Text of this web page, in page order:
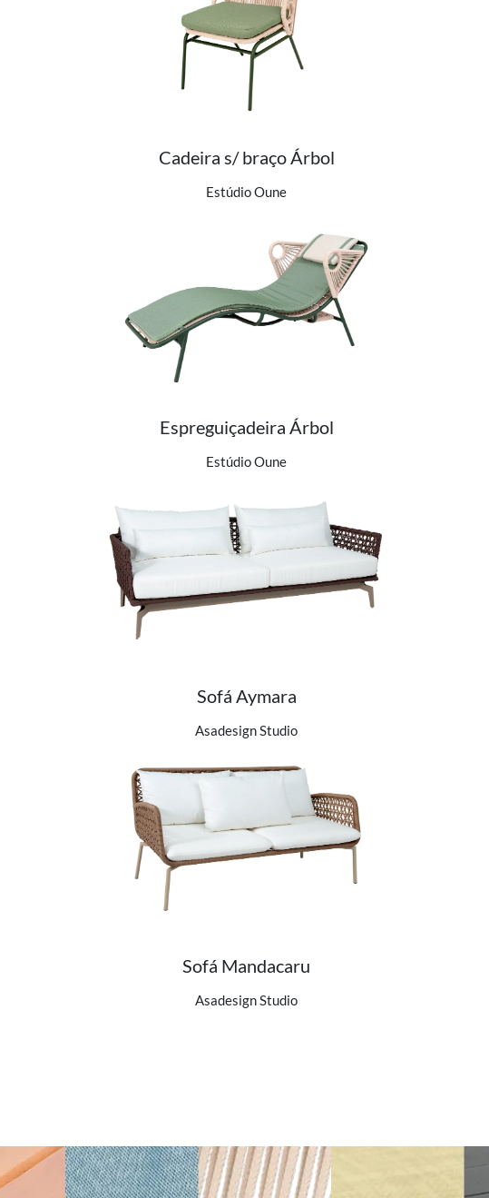
Ver detalhes do produto
Cadeira s/ braço Árbol
Estúdio Oune
Ver detalhes do produto
Espreguiçadeira Árbol
Estúdio Oune
Ver detalhes do produto
Sofá Aymara
Asadesign Studio
Ver detalhes do produto
Sofá Mandacaru
Asadesign Studio